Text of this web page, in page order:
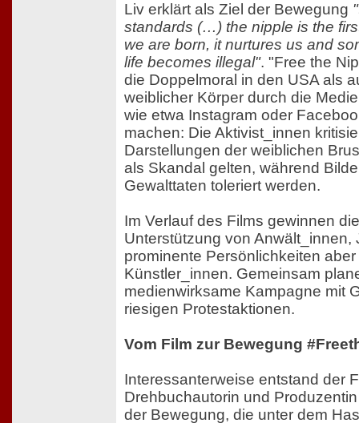
Liv erklärt als Ziel der Bewegung
standards (…) the nipple is the
we are born, it nurtures us and
life becomes illegal". "Free the
die Doppelmoral in den USA als
weiblicher Körper durch die
wie etwa Instagram oder
machen: Die Aktivist_innen
Darstellungen der weiblichen
als Skandal gelten, während
Gewalttaten toleriert werden.
Im Verlauf des Films gewinnen
Unterstützung von Anwält_innen,
prominente Persönlichkeiten
Künstler_innen. Gemeinsam
medienwirksame Kampagne mit
riesigen Protestaktionen.
Vom Film zur Bewegung
Interessanterweise entstand der
Drehbuchautorin und
der Bewegung, die unter dem